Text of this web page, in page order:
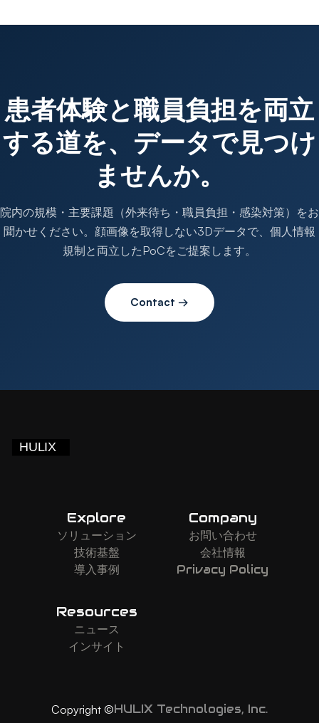
患者体験と職員負担を両立
する道を、データで見つけ
ませんか。
院内の規模・主要課題（外来待ち・職員負担・感染対策）をお
聞かせください。顔画像を取得しない3Dデータで、個人情報
規制と両立したPoCをご提案します。
Contact →
Explore
ソリューション
技術基盤
導入事例
Company
お問い合わせ
会社情報
Privacy Policy
Resources
ニュース
インサイト
Copyright ©HULIX Technologies, Inc.